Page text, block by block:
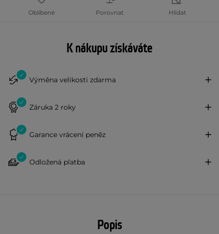
Oblíbené Porovnat Hlídat
K nákupu získáváte
Výměna velikosti zdarma
Záruka 2 roky
Garance vrácení peněz
Odložená platba
Popis